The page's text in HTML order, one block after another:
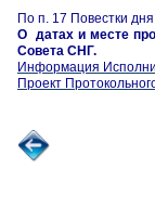
По п. 17 Повестки
О датах и месте
Совета СНГ.
Информация
Проект